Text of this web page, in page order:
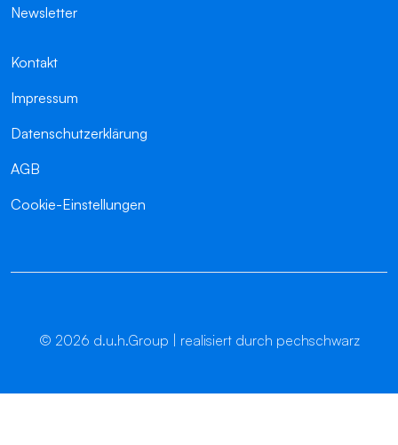
Newsletter
Kontakt
Impressum
Datenschutzerklärung
AGB
Cookie-Einstellungen
© 2026 d.u.h.Group | realisiert durch pechschwarz